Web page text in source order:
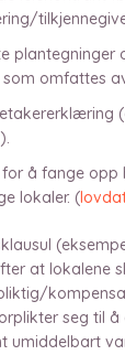
plantegninger
som omfattes
for å fange opp
lokaler. (
at lokalene
seg til
umiddelbart